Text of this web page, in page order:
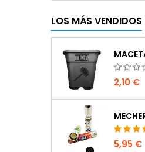
LOS MÁS VENDIDOS
2,10 €
5,95 €